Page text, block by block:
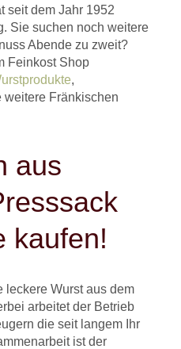
seit dem Jahr 1952
Sie suchen noch weitere
Abende zu zweit?
Feinkost Shop
,
weitere Fränkischen
aus
kaufen!
leckere Wurst aus dem
arbeitet der Betrieb
die seit langem Ihr
ist der